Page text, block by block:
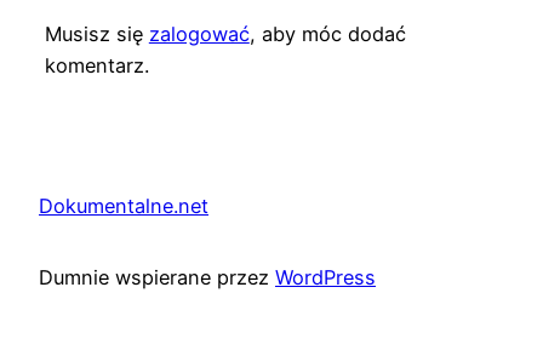
Musisz się zalogować, aby móc dodać
komentarz.
Dokumentalne.net
Dumnie wspierane przez WordPress